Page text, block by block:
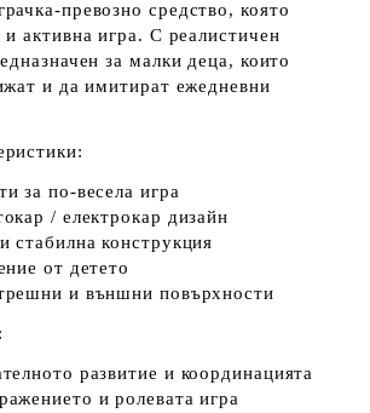
превозно средство, която
и активна игра. С реалистичен
за малки деца, които
и да имитират ежедневни
за по-весела игра
/ електрокар дизайн
стабилна конструкция
от детето
и външни повърхности
развитие и координацията
и ролевата игра